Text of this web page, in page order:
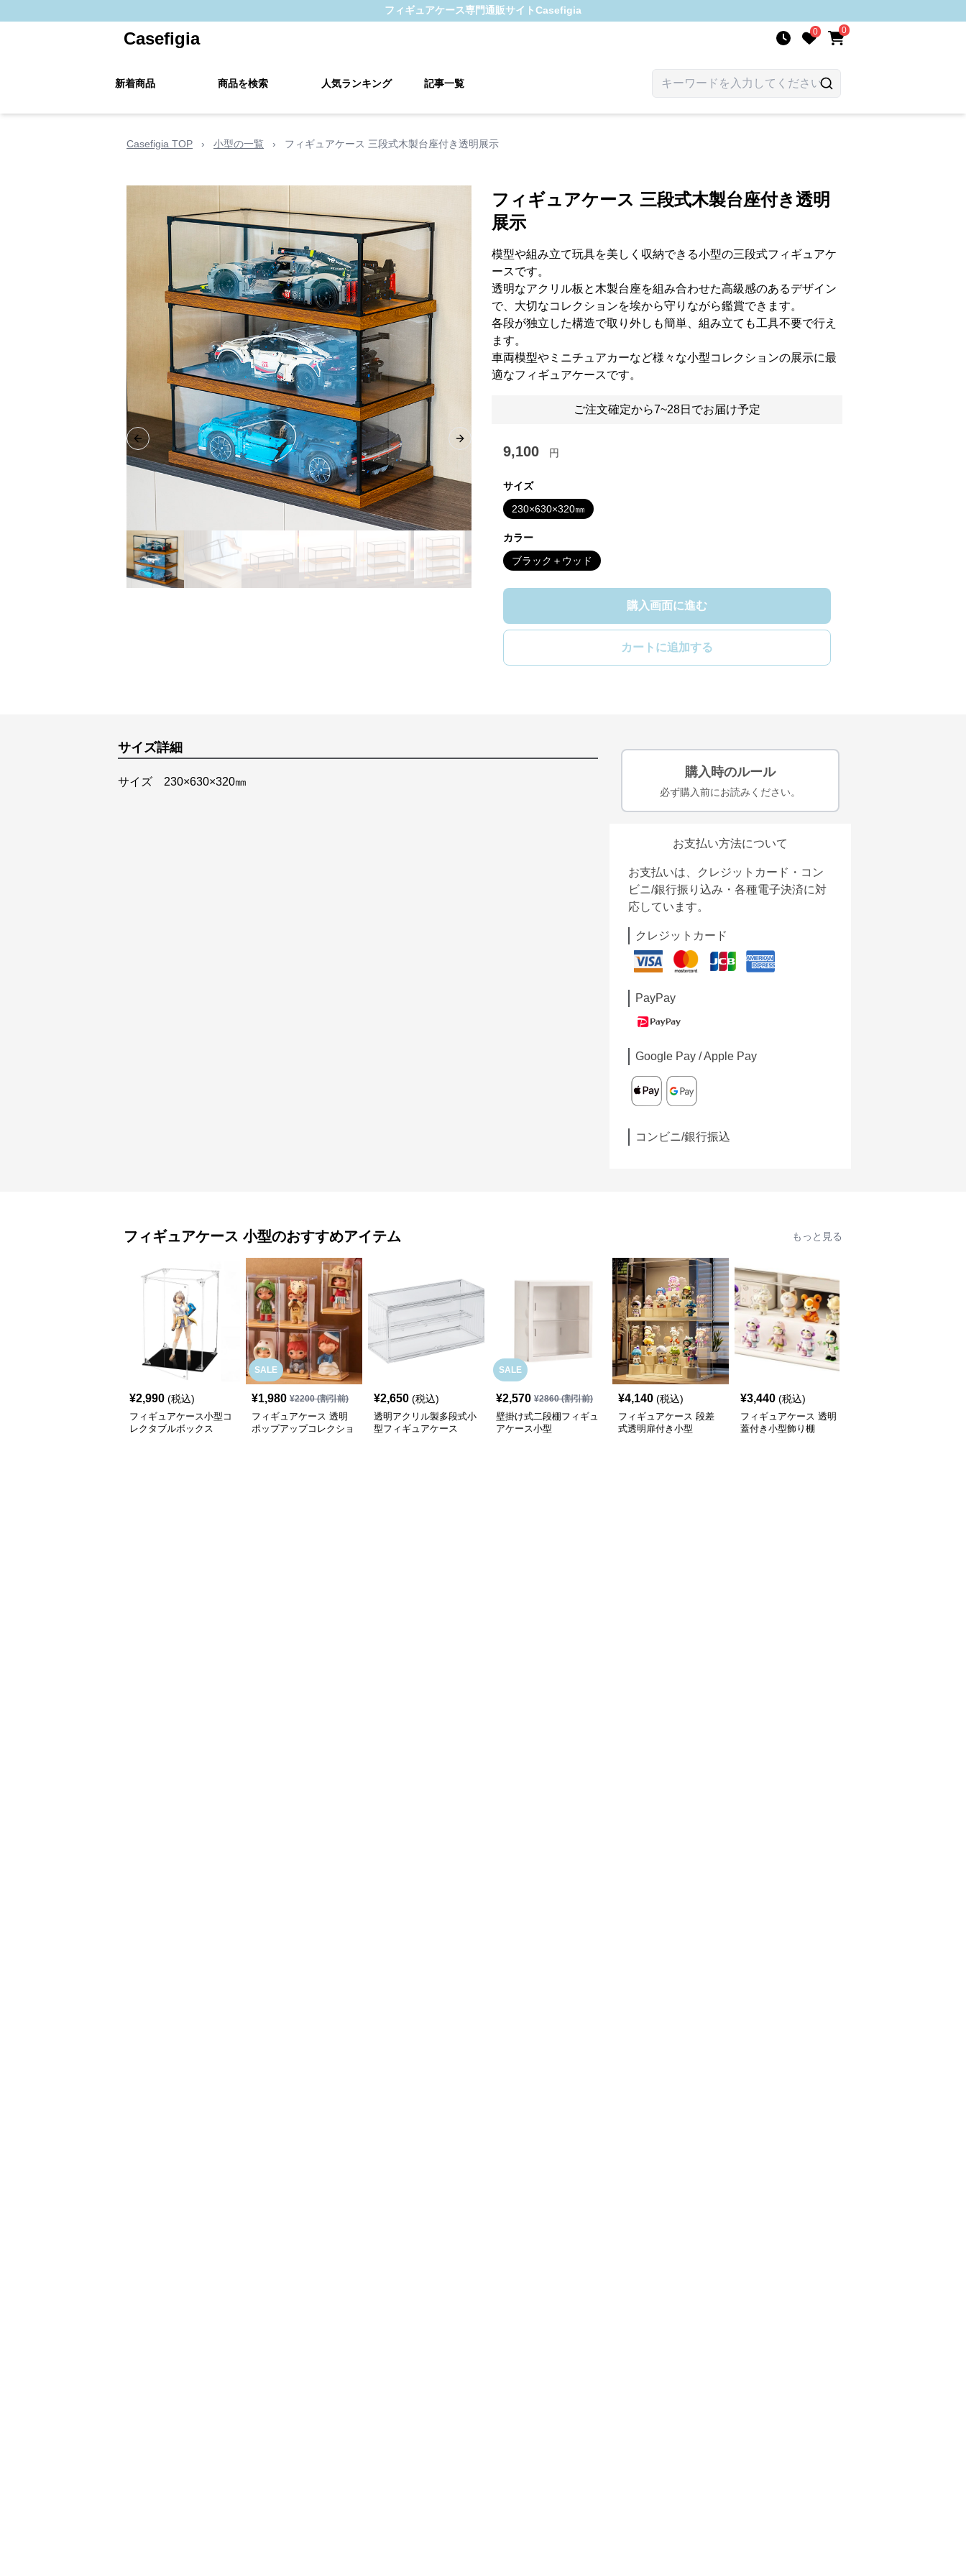
フィギュアケース専門通販サイトCasefigia
Casefigia 0 0
新着商品 商品を検索 人気ランキング 記事一覧
Casefigia TOP › 小型の一覧 › フィギュアケース 三段式木製台座付き透明展示
Previous slide Next slide
フィギュアケース 三段式木製台座付き透明
展示
模型や組み立て玩具を美しく収納できる小型の三段式フィギュアケ
ースです。
透明なアクリル板と木製台座を組み合わせた高級感のあるデザイン
で、大切なコレクションを埃から守りながら鑑賞できます。
各段が独立した構造で取り外しも簡単、組み立ても工具不要で行え
ます。
車両模型やミニチュアカーなど様々な小型コレクションの展示に最
適なフィギュアケースです。
ご注文確定から7~28日でお届け予定
9,100 円
サイズ
230×630×320㎜
カラー
ブラック＋ウッド
購入画面に進む
カートに追加する
サイズ詳細
サイズ 230×630×320㎜
購入時のルール
必ず購入前にお読みください。
お支払い方法について
お支払いは、クレジットカード・コン
ビニ/銀行振り込み・各種電子決済に対
応しています。
クレジットカード
PayPay
Google Pay / Apple Pay
コンビニ/銀行振込
フィギュアケース 小型のおすすめアイテム もっと見る
¥2,990 (税込)
フィギュアケース小型コ
レクタブルボックス
SALE
¥1,980 ¥2200(割引前)
フィギュアケース 透明
ポップアップコレクショ
¥2,650 (税込)
透明アクリル製多段式小
型フィギュアケース
SALE
¥2,570 ¥2860(割引前)
壁掛け式二段棚フィギュ
アケース小型
¥4,140 (税込)
フィギュアケース 段差
式透明扉付き小型
¥3,440 (税込)
フィギュアケース 透明
蓋付き小型飾り棚